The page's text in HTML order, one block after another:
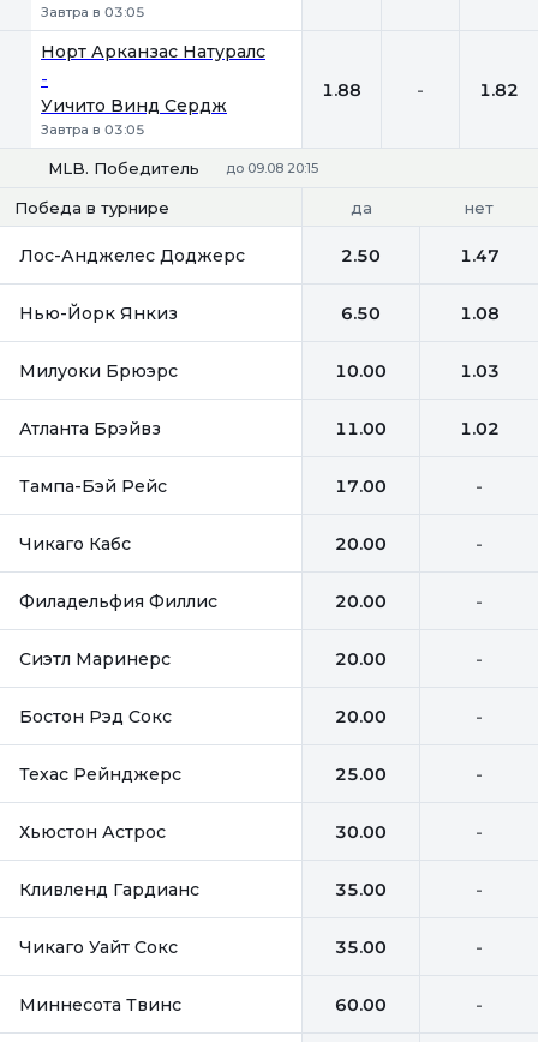
Завтра в 03:05
Норт Арканзас Натуралс
-
Уичито Винд Сердж
Завтра в 03:05
1.88 - 1.82
MLB. Победитель до 09.08 20:15
Победа в турнире да нет
Лос-Анджелес Доджерс 2.50 1.47
Нью-Йорк Янкиз 6.50 1.08
Милуоки Брюэрс 10.00 1.03
Атланта Брэйвз 11.00 1.02
Тампа-Бэй Рейс 17.00 -
Чикаго Кабс 20.00 -
Филадельфия Филлис 20.00 -
Сиэтл Маринерс 20.00 -
Бостон Рэд Сокс 20.00 -
Техас Рейнджерс 25.00 -
Хьюстон Астрос 30.00 -
Кливленд Гардианс 35.00 -
Чикаго Уайт Сокс 35.00 -
Миннесота Твинс 60.00 -